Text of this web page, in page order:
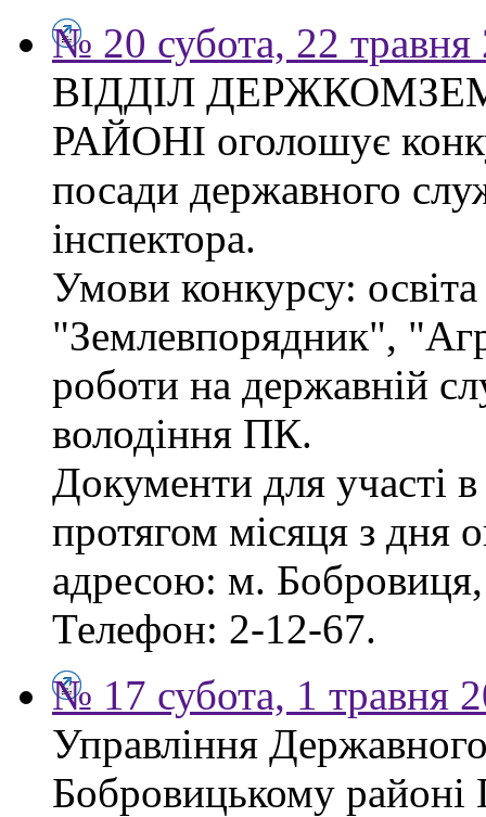
№ 20 субота, 22 травня
ВІДДІЛ
РАЙОНІ оголошує
посади державного
інспектора.
Умови конкурсу:
"Землевпорядник",
роботи на державній
володіння ПК.
Документи для участі
протягом місяця з дня
адресою: м.
Телефон: 2-12-67.
№ 17 субота, 1 травня
Управління
Бобровицькому районі